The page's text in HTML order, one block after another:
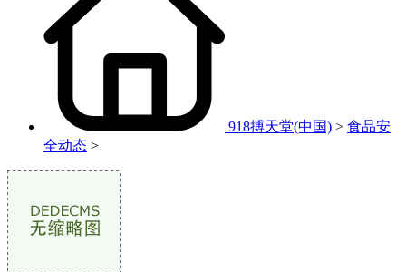
918搏天堂(中国) > 食品安
全动态 >